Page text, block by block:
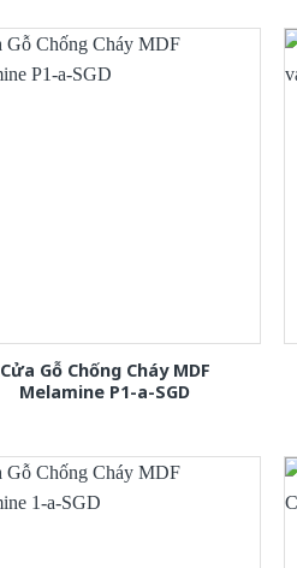
Cửa Gỗ Chống Cháy MDF
Melamine P1-a-SGD